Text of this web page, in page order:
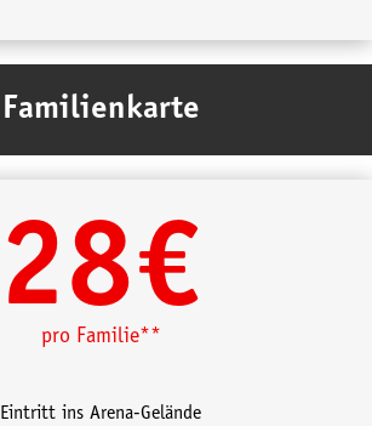
Familienkarte
28€
pro Familie**
Eintritt ins Arena-Gelände